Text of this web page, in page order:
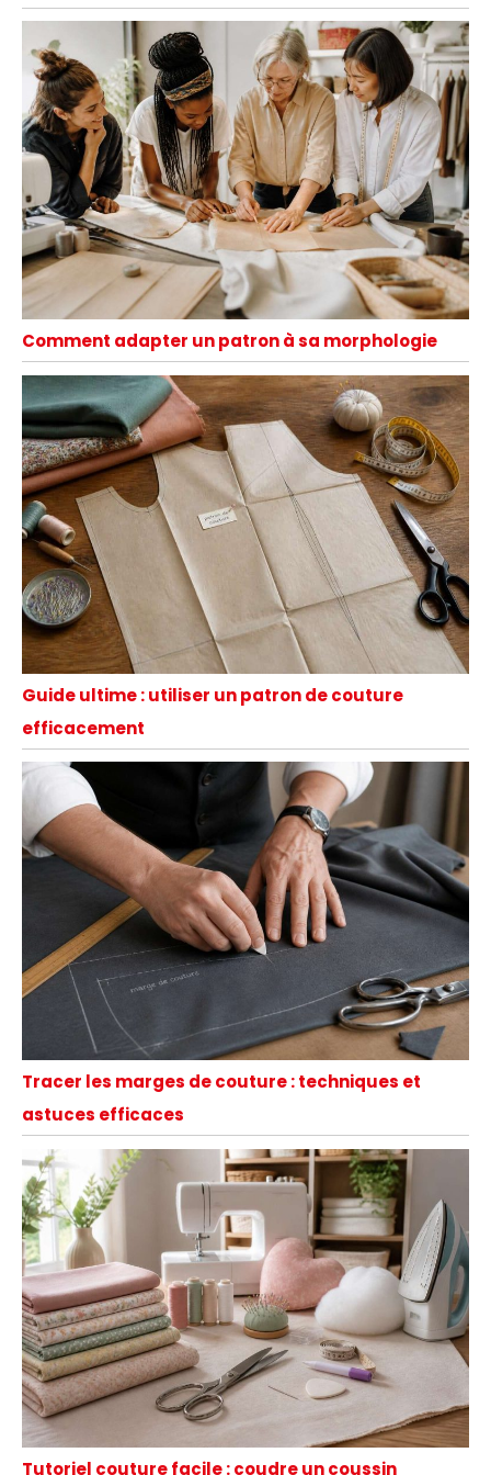
Comment adapter un patron à sa morphologie
Guide ultime : utiliser un patron de couture
efficacement
Tracer les marges de couture : techniques et
astuces efficaces
Tutoriel couture facile : coudre un coussin